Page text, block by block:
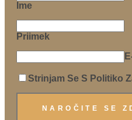
Ime
Priimek
Strinjam Se S Politiko